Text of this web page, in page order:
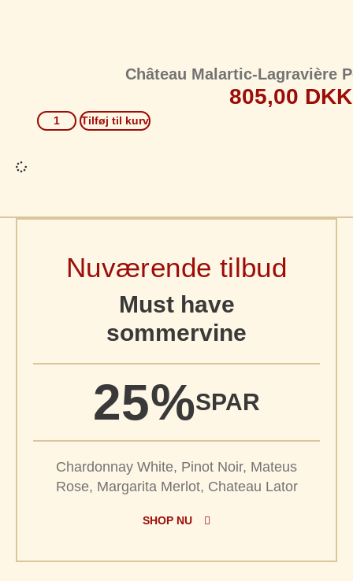
Château Malartic-Lagravière
805,00 DKK
Tilføj til kurv
Nuværende tilbud
Must have
sommervine
25%SPAR
Chardonnay White, Pinot Noir, Mateus
Rose, Margarita Merlot, Chateau Lator
SHOP NU